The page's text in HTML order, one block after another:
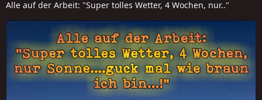
Alle auf der Arbeit: "Super tolles Wetter, 4 Wochen, nur.."